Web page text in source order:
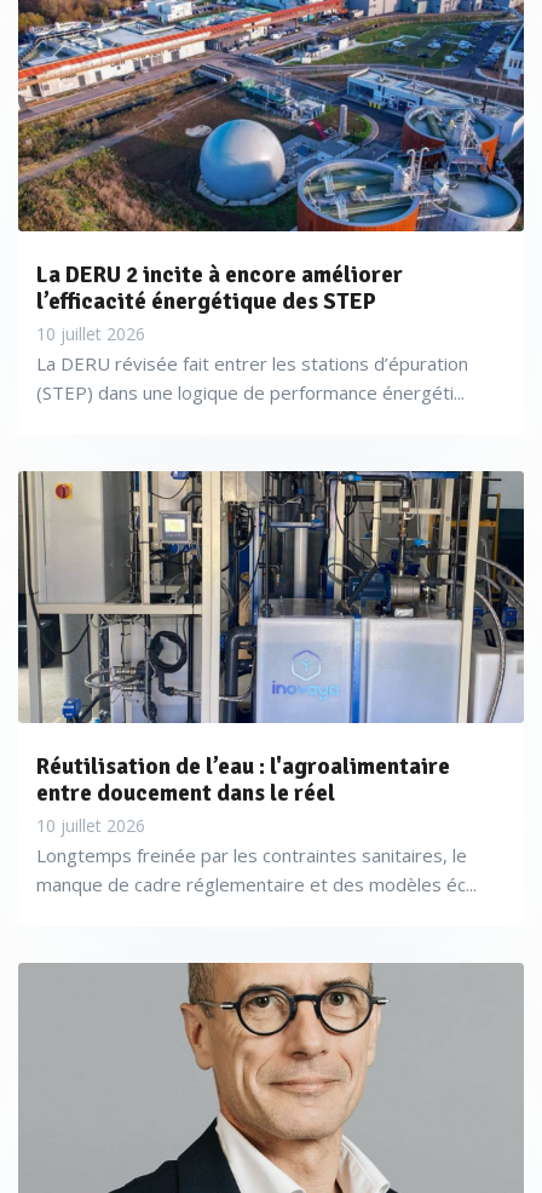
La DERU 2 incite à encore améliorer
l’efficacité énergétique des STEP
10 juillet 2026
La DERU révisée fait entrer les stations d’épuration
(STEP) dans une logique de performance énergéti...
Réutilisation de l’eau : l'agroalimentaire
entre doucement dans le réel
10 juillet 2026
Longtemps freinée par les contraintes sanitaires, le
manque de cadre réglementaire et des modèles éc...